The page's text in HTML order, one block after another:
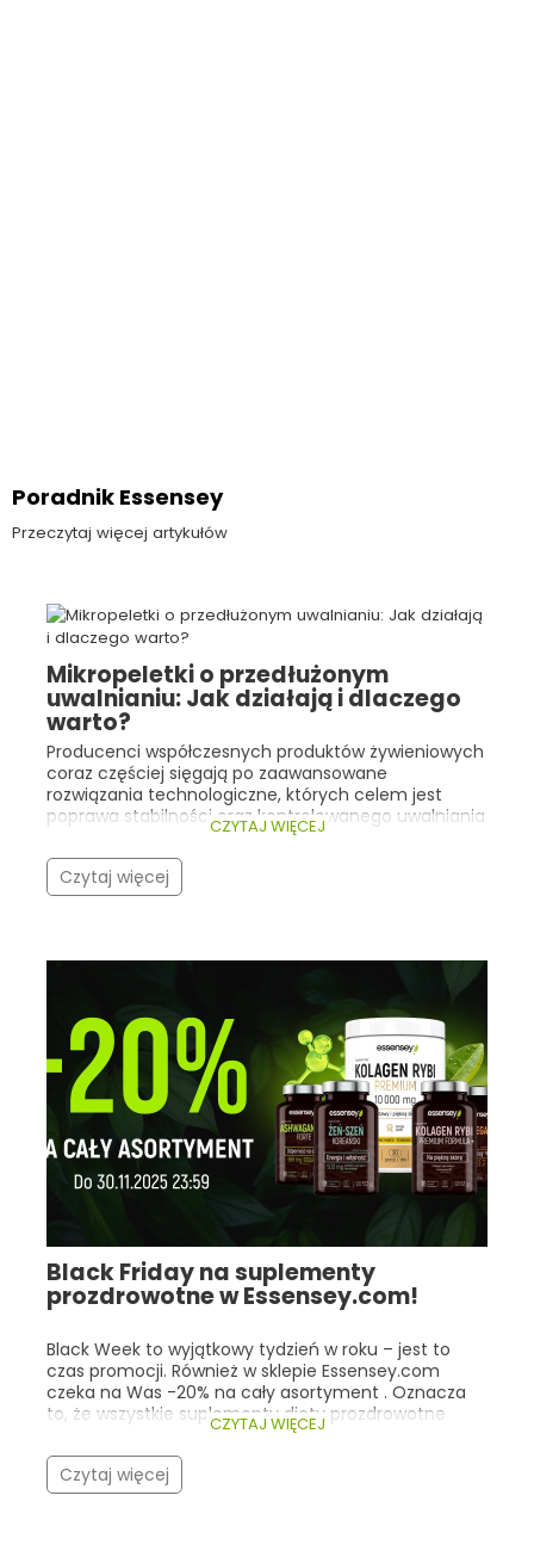
Poradnik Essensey
Przeczytaj więcej artykułów
Mikropeletki o przedłużonym
uwalnianiu: Jak działają i dlaczego
warto?
Producenci współczesnych produktów żywieniowych
coraz częściej sięgają po zaawansowane
rozwiązania technologiczne, których celem jest
poprawa stabilności oraz kontrolowanego uwalniania
składników aktywnych. Dobrym przykładem są tu
mikropeletki o przedłużonym uwalnianiu .
Technologia ta znajduje zastosowanie m.in. w
żywności specjalnego przeznaczenia medycznego
związana z miejscem uwalniania tego składnika.
CZYTAJ WIĘCEJ
Czytaj więcej
Black Friday na suplementy
prozdrowotne w Essensey.com!
Black Week to wyjątkowy tydzień w roku – jest to
czas promocji. Również w sklepie Essensey.com
czeka na Was -20% na cały asortyment . Oznacza
to, że wszystkie suplementy diety prozdrowotne
kupimy o jedną piątą taniej! Co istotne, nasza
promocja trwa cały tydzień (do 30.11.2025r 23:59), a
nie tylko w trakcie Black Friday! Warto zwrócić
szczególną uwagę na bestsellery Essensey oraz
CZYTAJ WIĘCEJ
Czytaj więcej